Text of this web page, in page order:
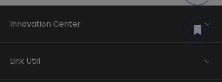
Innovation Center
Applied research
Link Utili